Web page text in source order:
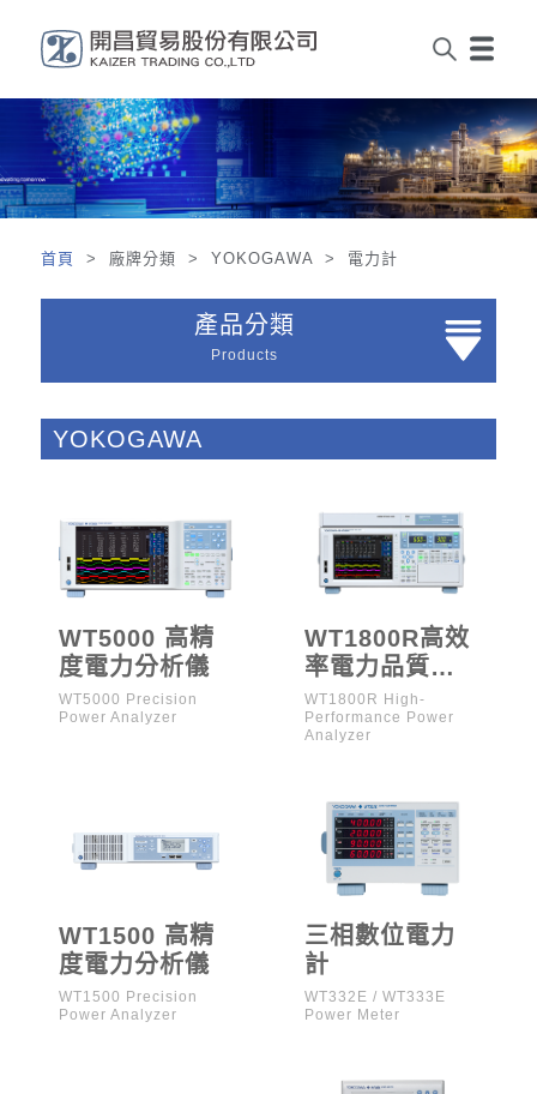
首頁 > 廠牌分類 > YOKOGAWA > 電力計
產品分類
Products
YOKOGAWA
WT5000 高精
度電力分析儀
WT5000 Precision
Power Analyzer
WT1800R高效
率電力品質分
析儀
WT1800R High-
Performance Power
Analyzer
WT1500 高精
度電力分析儀
WT1500 Precision
Power Analyzer
三相數位電力
計
WT332E / WT333E
Power Meter